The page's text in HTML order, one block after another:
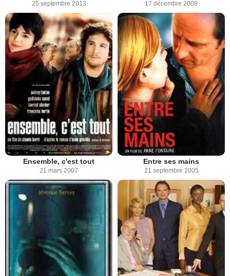
25 septembre 2013 17 décembre 2008
Ensemble, c'est tout
21 mars 2007
Entre ses mains
21 septembre 2005